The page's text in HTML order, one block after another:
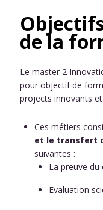
de la
Le master 2
pour objectif de
projects innovants
Ces métiers
et le transfert
suivantes :
La preuve
Evaluation